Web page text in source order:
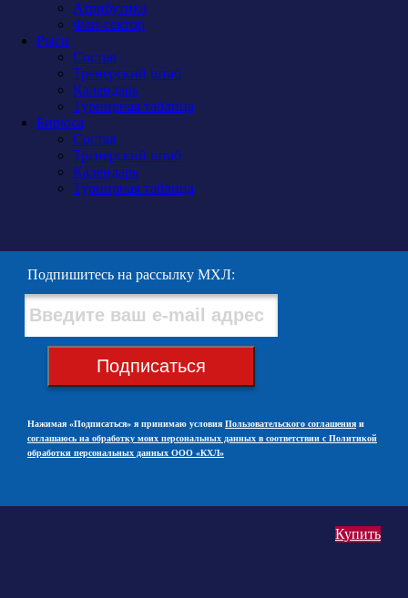
Купить
Атрибутика
Фан-сектор
Рыси
Состав
Тренерский штаб
Календарь
Турнирная таблица
Бирюса
Состав
Тренерский штаб
Календарь
Турнирная таблица
Подпишитесь на рассылку МХЛ:
Подписаться
Нажимая «Подписаться» я принимаю условия Пользовательского соглашения и
соглашаюсь на обработку моих персональных данных в соответствии с Политикой
обработки персональных данных ООО «КХЛ»